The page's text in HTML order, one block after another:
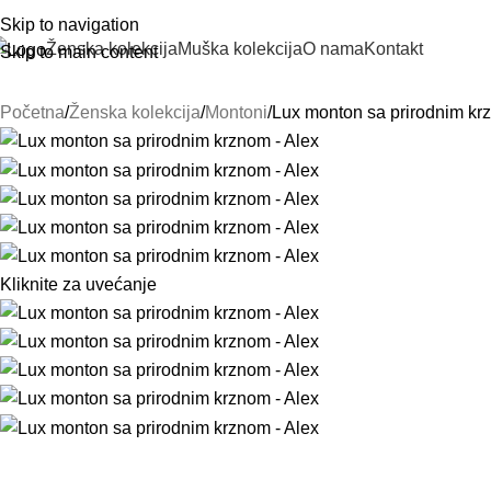
Skip to navigation
Skip to main content
Ženska kolekcijaMuška kolekcijaO namaKontakt
Početna Ženska kolekcija Montoni Lux monton sa prirodnim
Kliknite za uvećanje